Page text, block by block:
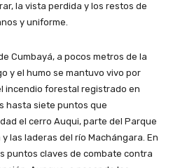
la vista perdida y los restos de
y uniforme.
Cumbayá, a pocos metros de la
y el humo se mantuvo vivo por
incendio forestal registrado en
hasta siete puntos que
el cerro Auqui, parte del Parque
las laderas del río Machángara. En
puntos claves de combate contra